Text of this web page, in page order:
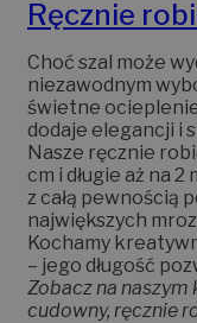
Ręcznie
Choć szal może
niezawodnym
świetne
dodaje elegancji i
Nasze ręcznie
cm i długie aż na
z całą pewnością
największych
Kochamy
– jego długość
Zobacz na naszym
cudowny, ręcznie